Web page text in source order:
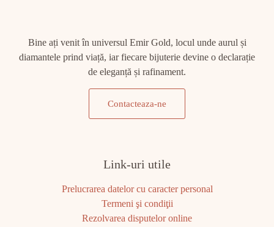
Bine ați venit în universul Emir Gold, locul unde aurul și
diamantele prind viață, iar fiecare bijuterie devine o declarație
de eleganță și rafinament.
Contacteaza-ne
Link-uri utile
Prelucrarea datelor cu caracter personal
Termeni şi condiţii
Rezolvarea disputelor online